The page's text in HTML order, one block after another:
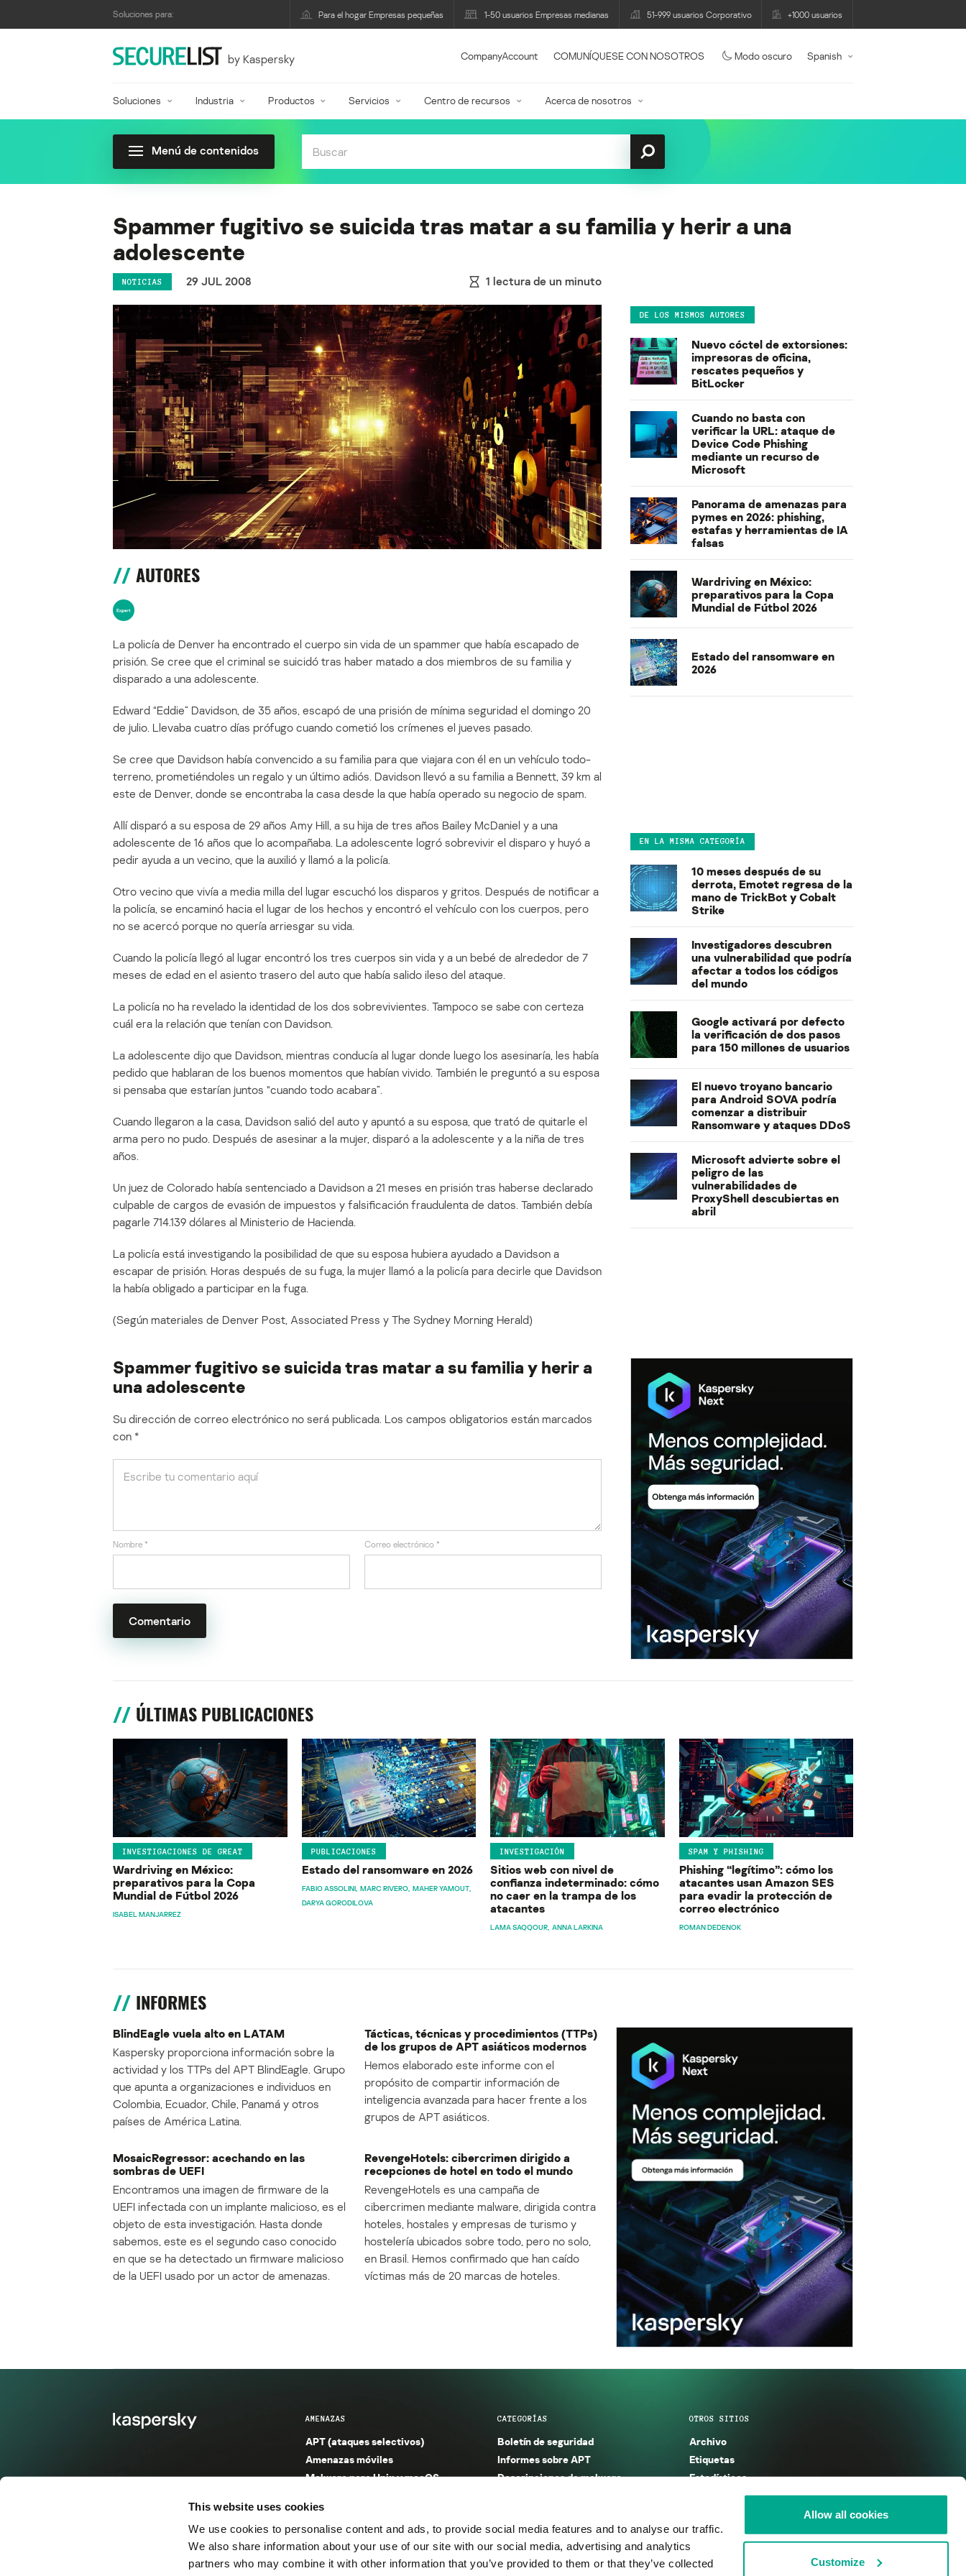
This website uses cookies
We use cookies to personalise content and ads, to provide social media features and to analyse our traffic.
We also share information about your use of our site with our social media, advertising and analytics
partners who may combine it with other information that you’ve provided to them or that they’ve collected
Allow all cookies
Customize
Soluciones para: Para el hogar Empresas pequeñas 1-50 usuarios Empresas medianas 51-999 usuarios Corporativo +1000 usuarios
by Kaspersky CompanyAccount COMUNÍQUESE CON NOSOTROS Modo oscuro Spanish
Soluciones Industria Productos Servicios Centro de recursos Acerca de nosotros
Menú de contenidos
Spammer fugitivo se suicida tras matar a su familia y herir a una
adolescente
NOTICIAS 29 JUL 2008 1 lectura de un minuto
AUTORES
La policía de Denver ha encontrado el cuerpo sin vida de un spammer que había escapado de
prisión. Se cree que el criminal se suicidó tras haber matado a dos miembros de su familia y
disparado a una adolescente.
Edward “Eddie” Davidson, de 35 años, escapó de una prisión de mínima seguridad el domingo 20
de julio. Llevaba cuatro días prófugo cuando cometió los crímenes el jueves pasado.
Se cree que Davidson había convencido a su familia para que viajara con él en un vehículo todo-
terreno, prometiéndoles un regalo y un último adiós. Davidson llevó a su familia a Bennett, 39 km al
este de Denver, donde se encontraba la casa desde la que había operado su negocio de spam.
Allí disparó a su esposa de 29 años Amy Hill, a su hija de tres años Bailey McDaniel y a una
adolescente de 16 años que lo acompañaba. La adolescente logró sobrevivir el disparo y huyó a
pedir ayuda a un vecino, que la auxilió y llamó a la policía.
Otro vecino que vivía a media milla del lugar escuchó los disparos y gritos. Después de notificar a
la policía, se encaminó hacia el lugar de los hechos y encontró el vehículo con los cuerpos, pero
no se acercó porque no quería arriesgar su vida.
Cuando la policía llegó al lugar encontró los tres cuerpos sin vida y a un bebé de alrededor de 7
meses de edad en el asiento trasero del auto que había salido ileso del ataque.
La policía no ha revelado la identidad de los dos sobrevivientes. Tampoco se sabe con certeza
cuál era la relación que tenían con Davidson.
La adolescente dijo que Davidson, mientras conducía al lugar donde luego los asesinaría, les había
pedido que hablaran de los buenos momentos que habían vivido. También le preguntó a su esposa
si pensaba que estarían juntos “cuando todo acabara”.
Cuando llegaron a la casa, Davidson salió del auto y apuntó a su esposa, que trató de quitarle el
arma pero no pudo. Después de asesinar a la mujer, disparó a la adolescente y a la niña de tres
años.
Un juez de Colorado había sentenciado a Davidson a 21 meses en prisión tras haberse declarado
culpable de cargos de evasión de impuestos y falsificación fraudulenta de datos. También debía
pagarle 714.139 dólares al Ministerio de Hacienda.
La policía está investigando la posibilidad de que su esposa hubiera ayudado a Davidson a
escapar de prisión. Horas después de su fuga, la mujer llamó a la policía para decirle que Davidson
la había obligado a participar en la fuga.
(Según materiales de Denver Post, Associated Press y The Sydney Morning Herald)
Spammer fugitivo se suicida tras matar a su familia y herir a
una adolescente
Su dirección de correo electrónico no será publicada. Los campos obligatorios están marcados
con *
Nombre * Correo electrónico *
DE LOS MISMOS AUTORES
Nuevo cóctel de extorsiones:
impresoras de oficina,
rescates pequeños y
BitLocker
Cuando no basta con
verificar la URL: ataque de
Device Code Phishing
mediante un recurso de
Microsoft
Panorama de amenazas para
pymes en 2026: phishing,
estafas y herramientas de IA
falsas
Wardriving en México:
preparativos para la Copa
Mundial de Fútbol 2026
Estado del ransomware en
2026
EN LA MISMA CATEGORÍA
10 meses después de su
derrota, Emotet regresa de la
mano de TrickBot y Cobalt
Strike
Investigadores descubren
una vulnerabilidad que podría
afectar a todos los códigos
del mundo
Google activará por defecto
la verificación de dos pasos
para 150 millones de usuarios
El nuevo troyano bancario
para Android SOVA podría
comenzar a distribuir
Ransomware y ataques DDoS
Microsoft advierte sobre el
peligro de las
vulnerabilidades de
ProxyShell descubiertas en
abril
ÚLTIMAS PUBLICACIONES
INVESTIGACIONES DE GREAT
Wardriving en México:
preparativos para la Copa
Mundial de Fútbol 2026
ISABEL MANJARREZ
PUBLICACIONES
Estado del ransomware en 2026
FABIO ASSOLINI MARC RIVERO MAHER YAMOUT
DARYA GORODILOVA
INVESTIGACIÓN
Sitios web con nivel de
confianza indeterminado: cómo
no caer en la trampa de los
atacantes
LAMA SAQQOUR ANNA LARKINA
SPAM Y PHISHING
Phishing “legítimo”: cómo los
atacantes usan Amazon SES
para evadir la protección de
correo electrónico
ROMAN DEDENOK
INFORMES
BlindEagle vuela alto en LATAM
Kaspersky proporciona información sobre la
actividad y los TTPs del APT BlindEagle. Grupo
que apunta a organizaciones e individuos en
Colombia, Ecuador, Chile, Panamá y otros
países de América Latina.
Tácticas, técnicas y procedimientos (TTPs)
de los grupos de APT asiáticos modernos
Hemos elaborado este informe con el
propósito de compartir información de
inteligencia avanzada para hacer frente a los
grupos de APT asiáticos.
MosaicRegressor: acechando en las
sombras de UEFI
Encontramos una imagen de firmware de la
UEFI infectada con un implante malicioso, es el
objeto de esta investigación. Hasta donde
sabemos, este es el segundo caso conocido
en que se ha detectado un firmware malicioso
de la UEFI usado por un actor de amenazas.
RevengeHotels: cibercrimen dirigido a
recepciones de hotel en todo el mundo
RevengeHotels es una campaña de
cibercrimen mediante malware, dirigida contra
hoteles, hostales y empresas de turismo y
hostelería ubicados sobre todo, pero no solo,
en Brasil. Hemos confirmado que han caído
víctimas más de 20 marcas de hoteles.
AMENAZAS
APT (ataques selectivos)
Amenazas móviles
Malware para Unix y macOS
Entorno seguro (IoT)
Amenazas financieras
Amenazas industriales
Spam y phishing
CATEGORÍAS
Boletín de seguridad
Informes sobre APT
Descripciones de malware
Informes sobre spam y phishing
Publicaciones
Incidentes
OTROS SITIOS
Archivo
Etiquetas
Estadísticas
Enciclopedia
KSB 2025